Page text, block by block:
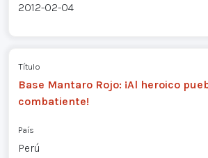
2012-02-04
Título
Base Mantaro Rojo: ¡Al heroico
combatiente!
País
Perú